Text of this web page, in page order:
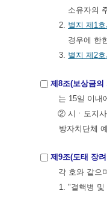
소유자의
2. 별지 제1
경우에 한
3. 별지 제2
제8조(보상금의
는 15일 이내
② 시ㆍ도지사
방자치단체
제9조(도태 장
각 호와 같으
1. "결핵병